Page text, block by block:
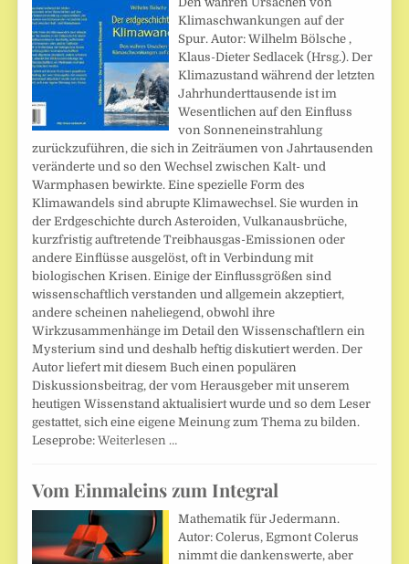
Klimaschwankungen auf der
Spur. Autor: Wilhelm Bölsche ,
Klaus-Dieter Sedlacek (Hrsg.). Der
Klimazustand während der letzten
Jahrhunderttausende ist im
Wesentlichen auf den Einfluss
von Sonneneinstrahlung
zurückzuführen, die sich in Zeiträumen von Jahrtausenden
veränderte und so den Wechsel zwischen Kalt- und
Warmphasen bewirkte. Eine spezielle Form des
Klimawandels sind abrupte Klimawechsel. Sie wurden in
der Erdgeschichte durch Asteroiden, Vulkanausbrüche,
kurzfristig auftretende Treibhausgas-Emissionen oder
andere Einflüsse ausgelöst, oft in Verbindung mit
biologischen Krisen. Einige der Einflussgrößen sind
wissenschaftlich verstanden und allgemein akzeptiert,
andere scheinen naheliegend, obwohl ihre
Wirkzusammenhänge im Detail den Wissenschaftlern ein
Mysterium sind und deshalb heftig diskutiert werden. Der
Autor liefert mit diesem Buch einen populären
Diskussionsbeitrag, der vom Herausgeber mit unserem
heutigen Wissenstand aktualisiert wurde und so dem Leser
gestattet, sich eine eigene Meinung zum Thema zu bilden.
Leseprobe:Weiterlesen …
Vom Einmaleins zum Integral
Mathematik für Jedermann.
Autor: Colerus, Egmont Colerus
nimmt die dankenswerte, aber